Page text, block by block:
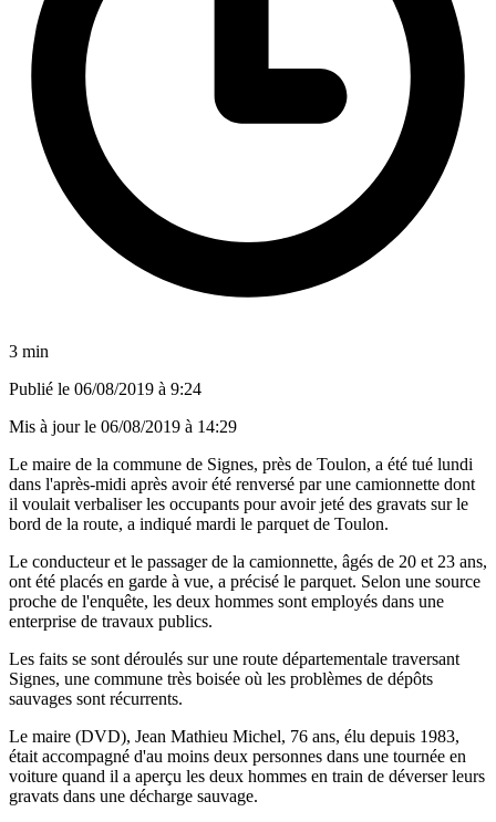
3 min
Publié le 06/08/2019 à 9:24
Mis à jour le 06/08/2019 à 14:29
Le maire de la commune de Signes, près de Toulon, a été tué lundi
dans l'après-midi après avoir été renversé par une camionnette dont
il voulait verbaliser les occupants pour avoir jeté des gravats sur le
bord de la route, a indiqué mardi le parquet de Toulon.
Le conducteur et le passager de la camionnette, âgés de 20 et 23 ans,
ont été placés en garde à vue, a précisé le parquet. Selon une source
proche de l'enquête, les deux hommes sont employés dans une
enterprise de travaux publics.
Les faits se sont déroulés sur une route départementale traversant
Signes, une commune très boisée où les problèmes de dépôts
sauvages sont récurrents.
Le maire (DVD), Jean Mathieu Michel, 76 ans, élu depuis 1983,
était accompagné d'au moins deux personnes dans une tournée en
voiture quand il a aperçu les deux hommes en train de déverser leurs
gravats dans une décharge sauvage.